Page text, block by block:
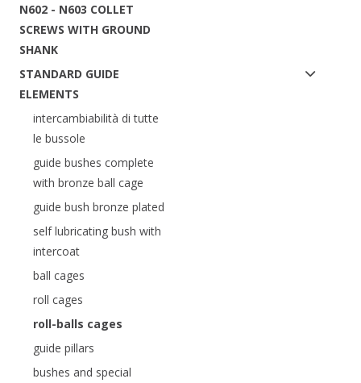
N602 - N603 COLLET
SCREWS WITH GROUND
SHANK
STANDARD GUIDE
ELEMENTS
intercambiabilità di tutte
le bussole
guide bushes complete
with bronze ball cage
guide bush bronze plated
self lubricating bush with
intercoat
ball cages
roll cages
roll-balls cages
guide pillars
bushes and special